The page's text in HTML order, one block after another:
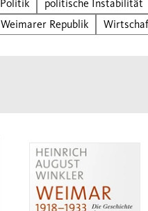
Robert
Politik politische Instabilität
Weimarer Republik